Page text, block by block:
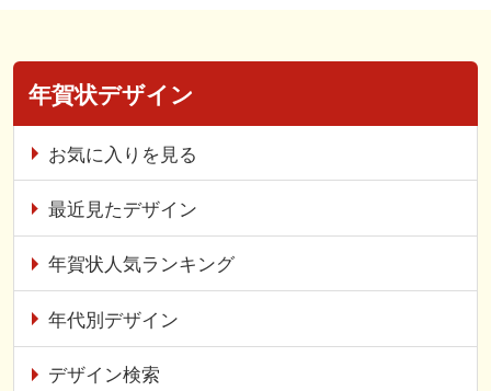
年賀状デザイン
お気に入りを見る
最近見たデザイン
年賀状人気ランキング
年代別デザイン
デザイン検索